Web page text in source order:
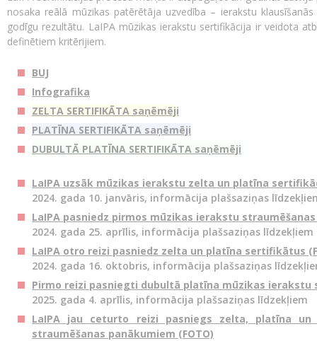
nosaka reālā mūzikas patērētāja uzvedība – ierakstu
godīgu rezultātu. LaIPA mūzikas ierakstu sertifikācija ir veidota
definētiem kritērijiem.
BUJ
Infografika
ZELTA SERTIFIKĀTA saņēmēji
PLATĪNA SERTIFIKĀTA saņēmēji
DUBULTĀ PLATĪNA SERTIFIKĀTA saņēmēji
LaIPA uzsāk mūzikas ierakstu zelta un platīna
2024. gada 10. janvāris, informācija plašsaziņas
LaIPA pasniedz pirmos mūzikas ierakstu
2024. gada 25. aprīlis, informācija plašsaziņas līdzekļiem
LaIPA otro reizi pasniedz zelta un platīna sertifikātus
2024. gada 16. oktobris, informācija plašsaziņas
Pirmo reizi pasniegti dubultā platīna mūzikas ierakstu
2025. gada 4. aprīlis, informācija plašsaziņas līdzekļiem
LaIPA jau ceturto reizi pasniegs zelta, platīna
straumēšanas panākumiem (FOTO)